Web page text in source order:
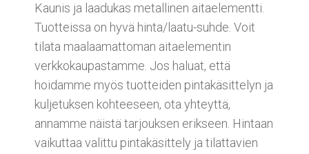
Kaunis ja laadukas metallinen aitaelementti.
Tuotteissa on hyvä hinta/laatu-suhde. Voit
tilata maalaamattoman aitaelementin
verkkokaupastamme. Jos haluat, että
hoidamme myös tuotteiden pintakäsittelyn ja
kuljetuksen kohteeseen, ota yhteyttä,
annamme näistä tarjouksen erikseen. Hintaan
vaikuttaa valittu pintakäsittely ja tilattavien